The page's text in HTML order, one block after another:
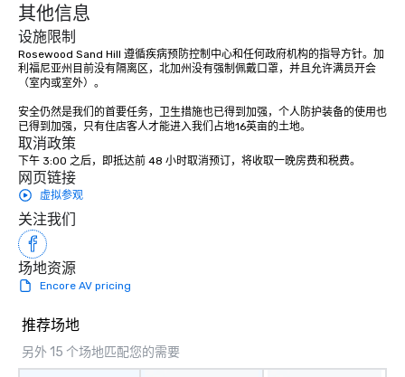
其他信息
设施限制
Rosewood Sand Hill 遵循疾病预防控制中心和任何政府机构的指导方针。加
利福尼亚州目前没有隔离区，北加州没有强制佩戴口罩，并且允许满员开会
（室内或室外）。
安全仍然是我们的首要任务，卫生措施也已得到加强，个人防护装备的使用也
已得到加强，只有住店客人才能进入我们占地16英亩的土地。
取消政策
下午 3:00 之后，即抵达前 48 小时取消预订，将收取一晚房费和税费。
网页链接
虚拟参观
关注我们
场地资源
Encore AV pricing
推荐场地
另外 15 个场地匹配您的需要